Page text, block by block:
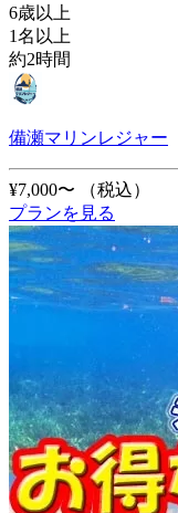
6歳以上
1名以上
約2時間
備瀬マリンレジャー
¥7,000〜
（税込）
プランを見る